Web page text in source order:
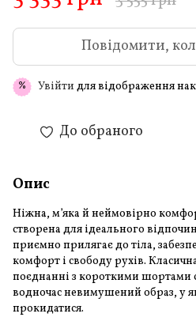
Повідомити,
% Увійти для відображення
До обраного
Опис
Ніжна, м’яка й неймовірно
створена для ідеального
приємно прилягає до тіла,
комфорт і свободу рухів.
поєднанні з короткими шортами
водночас невимушений образ, у
прокидатися.